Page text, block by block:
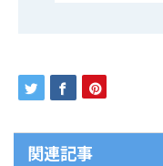
関連記事